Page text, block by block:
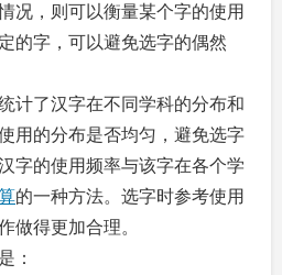
况，则可以衡量某个字的使用
的字，可以避免选字的偶然
计了汉字在不同学科的分布和
用的分布是否均匀，避免选字
字的使用频率与该字在各个学
的一种方法。选字时参考使用
做得更加合理。
：